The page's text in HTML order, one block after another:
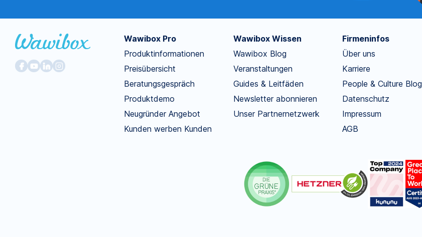
Wawibox Pro
Produktinformationen
Preisübersicht
Beratungsgespräch
Produktdemo
Neugründer Angebot
Kunden werben Kunden
Wawibox Wissen
Wawibox Blog
Veranstaltungen
Guides & Leitfäden
Newsletter abonnieren
Unser Partnernetzwerk
Firmeninfos
Über uns
Karriere
People & Culture Blog
Datenschutz
Impressum
AGB